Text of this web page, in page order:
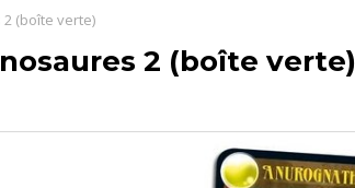
(boîte verte)
2 (boîte verte)